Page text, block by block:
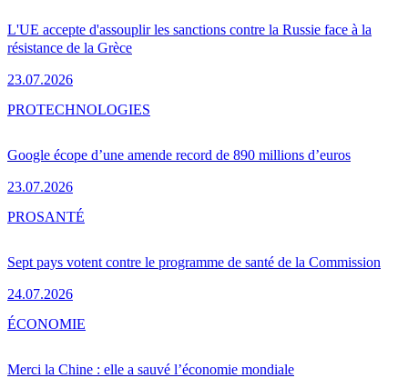
L'UE accepte d'assouplir les sanctions contre la Russie face à la
résistance de la Grèce
23.07.2026
Google écope d’une amende record de 890 millions d’euros
23.07.2026
PROTECHNOLOGIES
Sept pays votent contre le programme de santé de la Commission
24.07.2026
PROSANTÉ
Merci la Chine : elle a sauvé l’économie mondiale
ÉCONOMIE